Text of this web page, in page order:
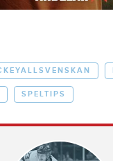
SPELTIPS